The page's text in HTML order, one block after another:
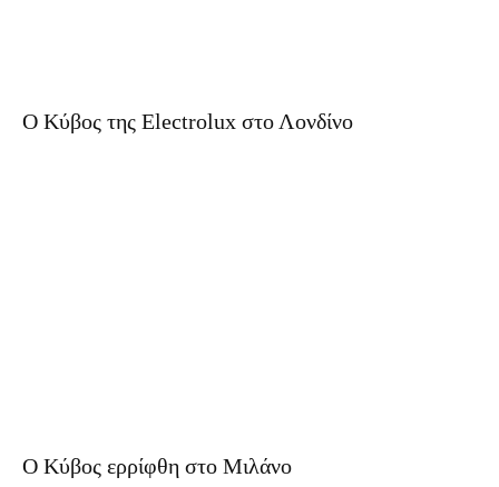
O Κύβος της Electrolux στο Λονδίνο
O Κύβος ερρίφθη στο Μιλάνο